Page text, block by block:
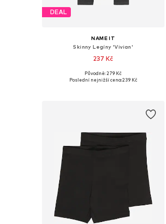
DEAL
NAME IT
Skinny Legíny 'Vivian'
237 Kč
+3
Dostupné v mnoha velikostech
Původně: 279 Kč
Poslední nejnižší cena:239 Kč